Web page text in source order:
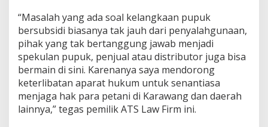
a
a
b
a
h
“Masalah yang ada soal kelangkaan pupuk
bersubsidi biasanya tak jauh dari penyalahgunaan,
pihak yang tak bertanggung jawab menjadi
spekulan pupuk, penjual atau distributor juga bisa
bermain di sini. Karenanya saya mendorong
keterlibatan aparat hukum untuk senantiasa
menjaga hak para petani di Karawang dan daerah
lainnya,” tegas pemilik ATS Law Firm ini.